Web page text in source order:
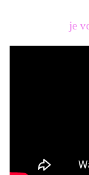
je